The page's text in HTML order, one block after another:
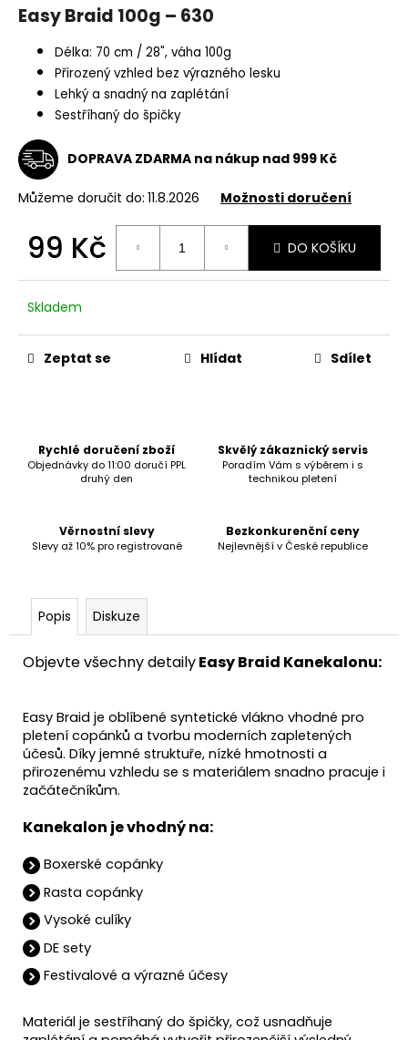
Easy Braid 100g – 630
Délka: 70 cm / 28", váha 100g
Přirozený vzhled bez výrazného lesku
Lehký a snadný na zaplétání
Sestříhaný do špičky
DOPRAVA ZDARMA na nákup nad 999 Kč
Můžeme doručit do: 11.8.2026 Možnosti doručení
99 Kč DO KOŠÍKU
Skladem
Zeptat se Hlídat Sdílet
Rychlé doručení zboží
Objednávky do 11:00 doručí PPL
druhý den
Skvělý zákaznický servis
Poradím Vám s výběrem i s
technikou pletení
Věrnostní slevy
Slevy až 10% pro registrované
Bezkonkurenční ceny
Nejlevnější v České republice
Popis Diskuze
Objevte všechny detailyEasy Braid Kanekalonu:
Easy Braid je oblíbené syntetické vlákno vhodné pro
pletení copánků a tvorbu moderních zapletených
účesů. Díky jemné struktuře, nízké hmotnosti a
přirozenému vzhledu se s materiálem snadno pracuje i
začátečníkům.
Kanekalon je vhodný na:
Boxerské copánky
Rasta copánky
Vysoké culíky
DE sety
Festivalové a výrazné účesy
Materiál je sestříhaný do špičky, což usnadňuje
a
o
p
o
e